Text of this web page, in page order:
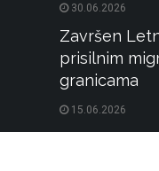
30.06.2026
Završen
prisilnim
granicama
15.06.2026